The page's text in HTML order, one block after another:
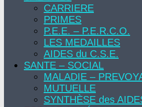
CARRIERE
PRIMES
P.E.E. – P.E.R.C.O.
LES MEDAILLES
AIDES du C.S.E.
SANTE – SOCIAL
MALADIE –
MUTUELLE
SYNTHÈSE des